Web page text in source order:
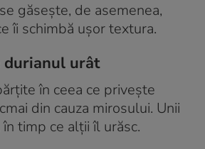
găsește, de asemenea,
îi schimbă ușor textura.
durianul urât
în ceea ce privește
din cauza mirosului. Unii
timp ce alții îl urăsc.